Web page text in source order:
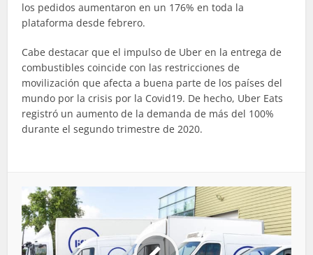
los pedidos aumentaron en un 176% en toda la
plataforma desde febrero.
Cabe destacar que el impulso de Uber en la entrega de
combustibles coincide con las restricciones de
movilización que afecta a buena parte de los países del
mundo por la crisis por la Covid19. De hecho, Uber Eats
registró un aumento de la demanda de más del 100%
durante el segundo trimestre de 2020.